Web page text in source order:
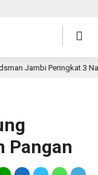
Jambi Peringkat 3
Pangan